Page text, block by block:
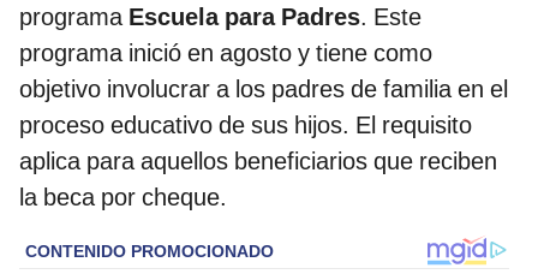
programa Escuela para Padres. Este
programa inició en agosto y tiene como
objetivo involucrar a los padres de familia en el
proceso educativo de sus hijos. El requisito
aplica para aquellos beneficiarios que reciben
la beca por cheque.